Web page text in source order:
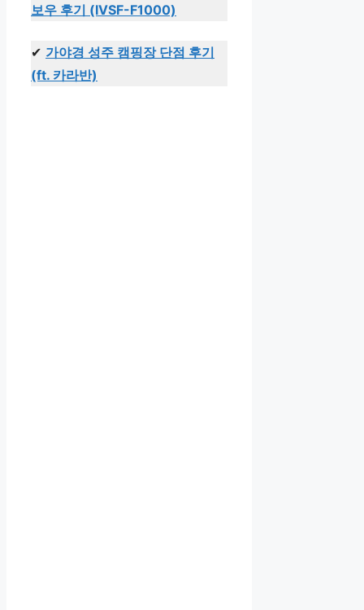
보우 후기 (IVSF-F1000)
✔ 가야경 성주 캠핑장 단점 후기
(ft. 카라반)